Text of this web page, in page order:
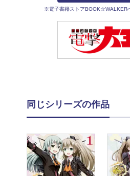
※電子書籍ストアBOOK☆WALKER
同じシリーズの作品